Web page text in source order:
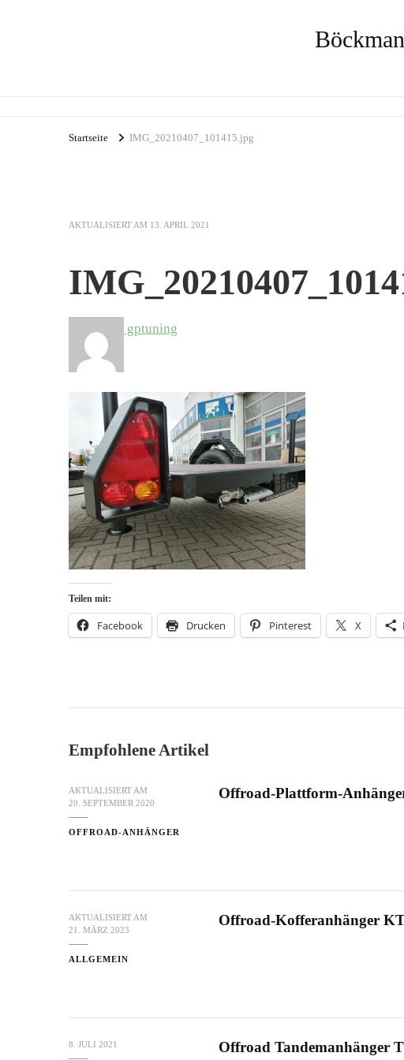
Startseite IMG_20210407_101415.jpg
AKTUALISIERT AM 13. APRIL 2021
gptuning
Teilen mit:
Facebook Drucken Pinterest X
Empfohlene Artikel
AKTUALISIERT AM
20. SEPTEMBER 2020
OFFROAD-ANHÄNGER
Offroad-Plattform-
AKTUALISIERT AM
21. MÄRZ 2023
ALLGEMEIN
Offroad-Kofferanhänger
8. JULI 2021 Offroad Tandemanhänger